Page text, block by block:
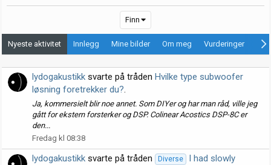
Finn
Nyeste aktivitet Innlegg Mine bilder Om meg Vurderinger
lydogakustikk svarte på tråden Hvilke type subwoofer
løsning foretrekker du?.
Ja, kommersielt blir noe annet. Som DIYer og har man råd, ville jeg
gått for ekstern forsterker og DSP. Colinear Acostics DSP-8C er
den...
Fredag kl 08:38
lydogakustikk svarte på tråden Diverse
I had slowly